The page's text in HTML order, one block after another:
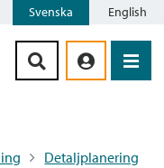
Svenska English
Detaljplanering